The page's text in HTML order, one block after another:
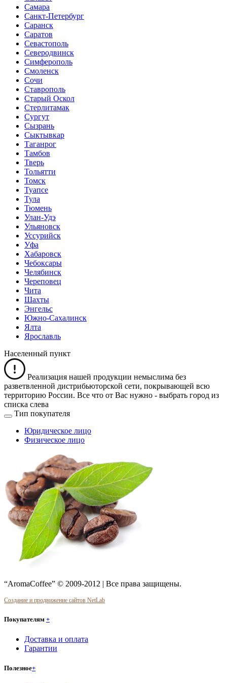
Самара
Санкт-Петербург
Саранск
Саратов
Севастополь
Северодвинск
Симферополь
Смоленск
Сочи
Ставрополь
Старый Оскол
Стерлитамак
Сургут
Сызрань
Сыктывкар
Таганрог
Тамбов
Тверь
Тольятти
Томск
Туапсе
Тула
Тюмень
Улан-Удэ
Ульяновск
Уссурийск
Уфа
Хабаровск
Чебоксары
Челябинск
Череповец
Чита
Шахты
Энгельс
Южно-Сахалинск
Ялта
Ярославль
Населенный пункт
Реализация нашей продукции немыслима без
разветвленной дистрибьюторской сети, покрывающей всю
территорию России. Все что от Вас нужно - выбрать город из
списка слева
Тип покупателя
Юридическое лицо
Физическое лицо
“AromaCoffee” © 2009-2012 | Все права защищены.
Создание и продвижение сайтов NetLab
Покупателям +
Доставка и оплата
Гарантии
Полезное+